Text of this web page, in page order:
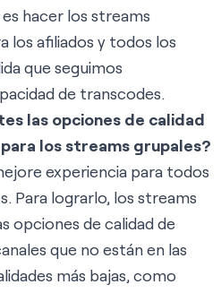
hacer los streams
los afiliados y todos los
que seguimos
de transcodes.
las opciones de calidad
los streams grupales?
experiencia para todos
Para lograrlo, los streams
opciones de calidad de
que no están en las
más bajas, como